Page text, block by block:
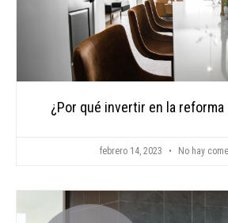
¿Por qué invertir en la
febrero 14, 2023 No hay